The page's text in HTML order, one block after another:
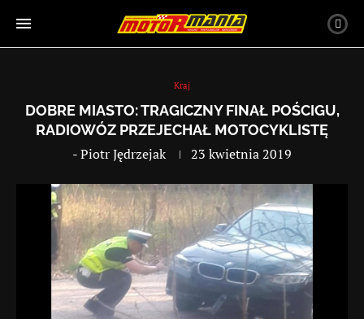
Kraj
DOBRE MIASTO: TRAGICZNY FINAŁ POŚCIGU,
RADIOWÓZ PRZEJECHAŁ MOTOCYKLISTĘ
-Piotr Jędrzejak 23 kwietnia 2019